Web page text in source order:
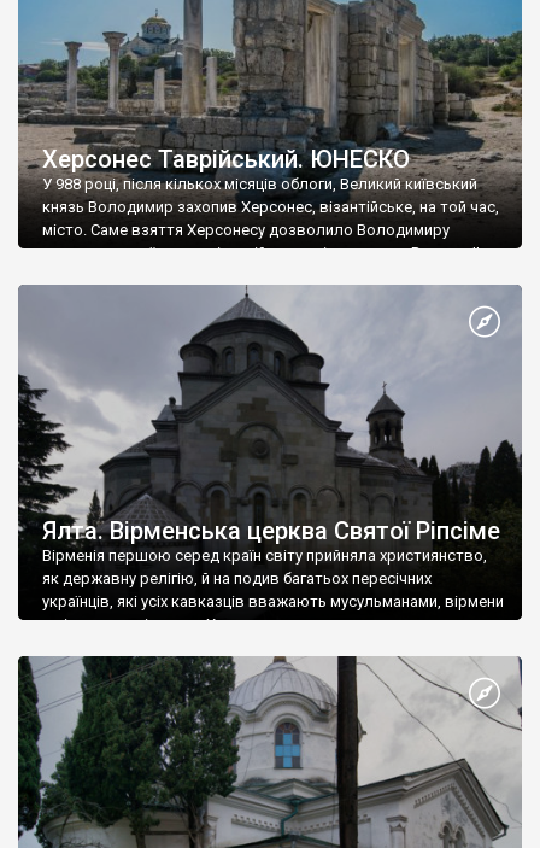
Херсонес Таврійський. ЮНЕСКО
У 988 році, після кількох місяців облоги, Великий київський
князь Володимир захопив Херсонес, візантійське, на той час,
місто. Саме взяття Херсонесу дозволило Володимиру
диктувати свої умови візантійському імператору Василю ІІ, та
Херсонесі Володимир-язичник, став Василем-християнином.
А потім було Хрещення Русі. На честь Херсонесу Таврійського
Ялта. Вірменська церква Святої Ріпсіме
Вірменія першою серед країн світу прийняла християнство,
як державну релігію, й на подив багатьох пересічних
українців, які усіх кавказців вважають мусульманами, вірмени
є відданими вірянами Христа